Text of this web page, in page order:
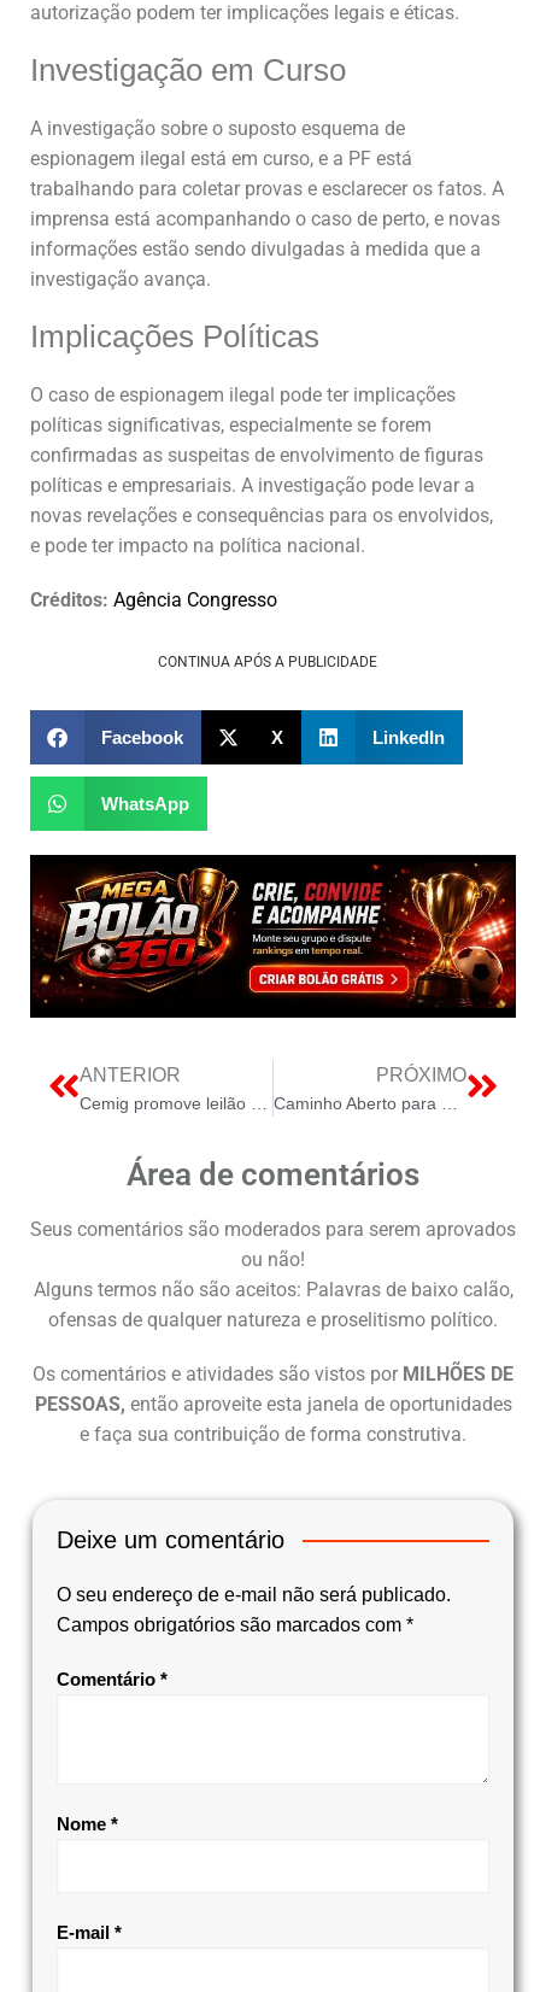
autorização podem ter implicações legais e éticas.
Investigação em Curso
A investigação sobre o suposto esquema de
espionagem ilegal está em curso, e a PF está
trabalhando para coletar provas e esclarecer os fatos. A
imprensa está acompanhando o caso de perto, e novas
informações estão sendo divulgadas à medida que a
investigação avança.
Implicações Políticas
O caso de espionagem ilegal pode ter implicações
políticas significativas, especialmente se forem
confirmadas as suspeitas de envolvimento de figuras
políticas e empresariais. A investigação pode levar a
novas revelações e consequências para os envolvidos,
e pode ter impacto na política nacional.
Créditos: Agência Congresso
CONTINUA APÓS A PUBLICIDADE
Facebook X LinkedIn
WhatsApp
ANTERIOR PRÓXIMO
Área de comentários
Seus comentários são moderados para serem aprovados
ou não!
Alguns termos não são aceitos: Palavras de baixo calão,
ofensas de qualquer natureza e proselitismo político.
Os comentários e atividades são vistos por MILHÕES DE
PESSOAS, então aproveite esta janela de oportunidades
e faça sua contribuição de forma construtiva.
Deixe um comentário
O seu endereço de e-mail não será publicado.
Campos obrigatórios são marcados com *
Comentário *
Nome *
E-mail *